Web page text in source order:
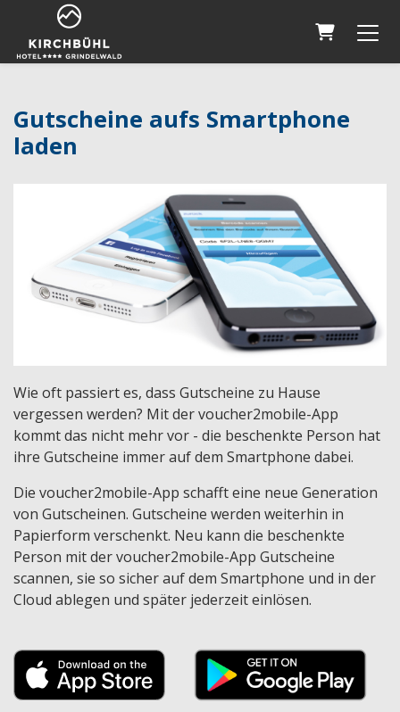
Gutscheine aufs Smartphone
laden
Wie oft passiert es, dass Gutscheine zu Hause
vergessen werden? Mit der voucher2mobile-App
kommt das nicht mehr vor - die beschenkte Person hat
ihre Gutscheine immer auf dem Smartphone dabei.
Die voucher2mobile-App schafft eine neue Generation
von Gutscheinen. Gutscheine werden weiterhin in
Papierform verschenkt. Neu kann die beschenkte
Person mit der voucher2mobile-App Gutscheine
scannen, sie so sicher auf dem Smartphone und in der
Cloud ablegen und später jederzeit einlösen.